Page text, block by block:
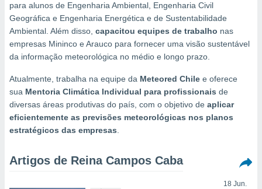
recolhidas
ou
permite-
a nossa
de alta
botão
ao
a
ACEITAR
CONFIGURAÇÕES
para alunos de Engenharia Ambiental, Engenharia Civil
Geográfica e Engenharia Energética e de Sustentabilidade
Ambiental. Além disso, capacitou equipes de trabalho nas
empresas Mininco e Arauco para fornecer uma visão sustentável
da informação meteorológica no médio e longo prazo.
Atualmente, trabalha na equipe da Meteored Chile e oferece
sua Mentoria Climática Individual para profissionais de
diversas áreas produtivas do país, com o objetivo de aplicar
eficientemente as previsões meteorológicas nos planos
estratégicos das empresas.
Artigos de Reina Campos Caba
18 Jun.